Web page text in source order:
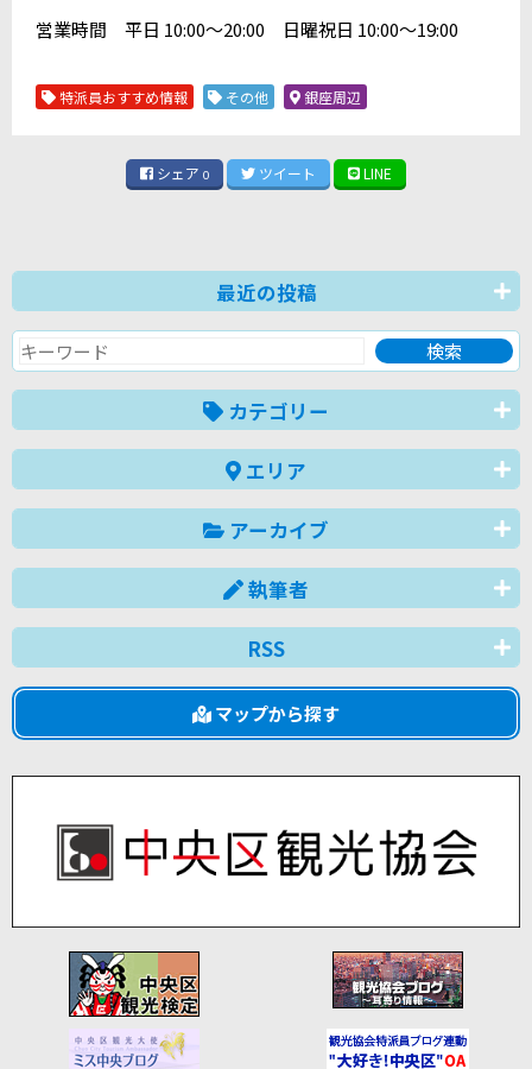
営業時間 平日 10:00～20:00 日曜祝日 10:00～19:00
特派員おすすめ情報 その他 銀座周辺
シェア 0 ツイート LINE
最近の投稿
カテゴリー
エリア
アーカイブ
執筆者
RSS
マップから探す